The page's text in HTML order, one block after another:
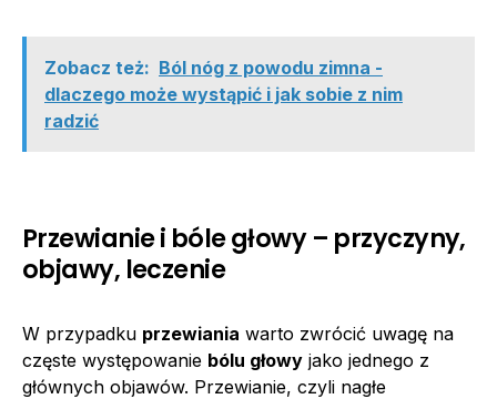
Zobacz też: Ból nóg z powodu zimna -
dlaczego może wystąpić i jak sobie z nim
radzić
Przewianie i bóle głowy – przyczyny,
objawy, leczenie
W przypadku przewiania warto zwrócić uwagę na
częste występowanie bólu głowy jako jednego z
głównych objawów. Przewianie, czyli nagłe